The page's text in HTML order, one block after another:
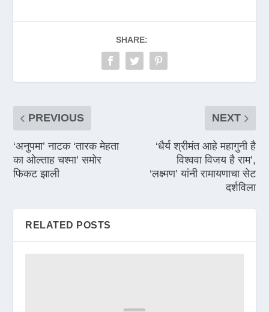
SHARE:
PREVIOUS
‘अनुपमा’ नाटक ‘तारक मेहता
का ओल्ताह चश्मा’ समोर
फिकट झाली
NEXT
‘धैर्य श्रीमंत आहे महागुनी है
विश्ववा विजय है राम’,
‘लक्ष्मण’ यांनी रामायणाचा सेट
दर्शविला
RELATED POSTS